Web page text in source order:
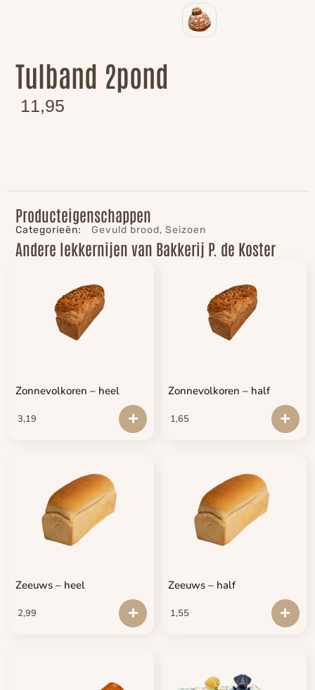
Tulband 2pond
11,95
Producteigenschappen
Categorieën: Gevuld brood,Seizoen
Andere lekkernijen van Bakkerij P. de Koster
Zonnevolkoren – heel
3,19
Zonnevolkoren – half
1,65
Zeeuws – heel
2,99
Zeeuws – half
1,55